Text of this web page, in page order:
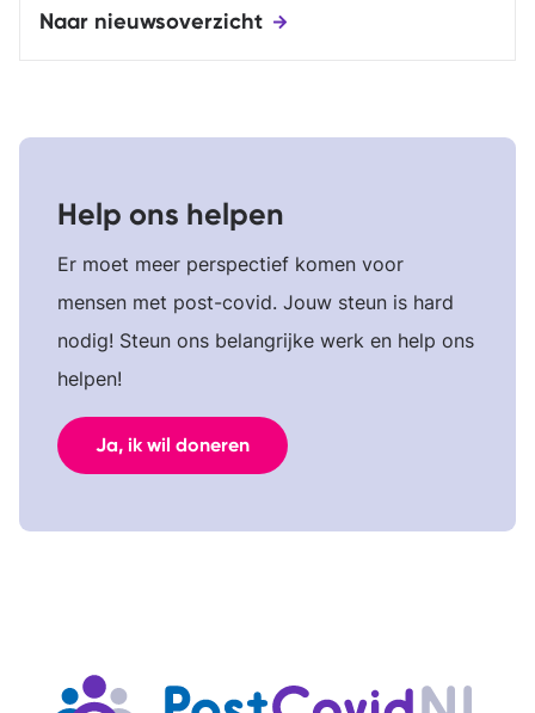
Naar nieuwsoverzicht
Help ons helpen
Er moet meer perspectief komen voor
mensen met post-covid. Jouw steun is hard
nodig! Steun ons belangrijke werk en help ons
helpen!
Ja, ik wil doneren